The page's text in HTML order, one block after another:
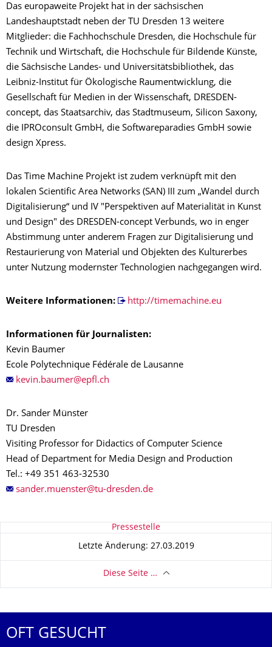
Das europaweite Projekt hat in der sächsischen
Landeshauptstadt neben der TU Dresden 13 weitere
Mitglieder: die Fachhochschule Dresden, die Hochschule für
Technik und Wirtschaft, die Hochschule für Bildende Künste,
die Sächsische Landes- und Universitätsbibliothek, das
Leibniz-Institut für Ökologische Raumentwicklung, die
Gesellschaft für Medien in der Wissenschaft, DRESDEN-
concept, das Staatsarchiv, das Stadtmuseum, Silicon Saxony,
die IPROconsult GmbH, die Softwareparadies GmbH sowie
design Xpress.
Das Time Machine Projekt ist zudem verknüpft mit den
lokalen Scientific Area Networks (SAN) III zum „Wandel durch
Digitalisierung“ und IV "Perspektiven auf Materialität in Kunst
und Design" des DRESDEN-concept Verbunds, wo in enger
Abstimmung unter anderem Fragen zur Digitalisierung und
Restaurierung von Material und Objekten des Kulturerbes
unter Nutzung modernster Technologien nachgegangen wird.
Weitere Informationen: http://timemachine.eu
Informationen für Journalisten:
Kevin Baumer
Ecole Polytechnique Fédérale de Lausanne
Dr. Sander Münster
TU Dresden
Visiting Professor for Didactics of Computer Science
Head of Department for Media Design and Production
Tel.: +49 351 463-32530
Zu dieser Seite Pressestelle
Letzte Änderung: 27.03.2019
Diese Seite …
OFT GESUCHT